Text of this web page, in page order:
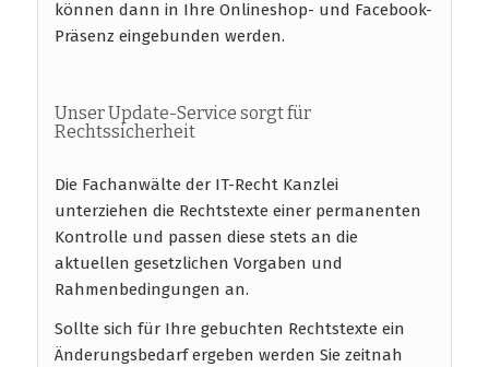
können dann in Ihre Onlineshop- und Facebook-
Präsenz eingebunden werden.
Unser Update-Service sorgt für
Rechtssicherheit
Die Fachanwälte der IT-Recht Kanzlei
unterziehen die Rechtstexte einer permanenten
Kontrolle und passen diese stets an die
aktuellen gesetzlichen Vorgaben und
Rahmenbedingungen an.
Sollte sich für Ihre gebuchten Rechtstexte ein
Änderungsbedarf ergeben werden Sie zeitnah